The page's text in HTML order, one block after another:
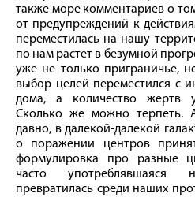
также море комментариев о
от предупреждений к
переместилась на нашу
по нам растет в безумной
уже не только приграничье,
выбор целей переместился с
дома, а количество жертв
Сколько же можно терпеть.
давно, в далекой-далекой
о поражении центров
формулировка про разные
часто
превратилась среди наших